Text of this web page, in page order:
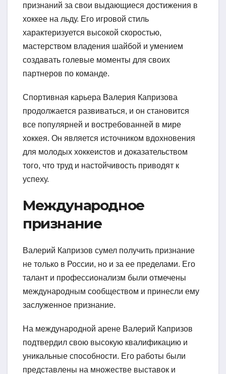
признаний за свои выдающиеся достижения в
хоккее на льду. Его игровой стиль
характеризуется высокой скоростью,
мастерством владения шайбой и умением
создавать голевые моменты для своих
партнеров по команде.
Спортивная карьера Валерия Капризова
продолжается развиваться, и он становится
все популярней и востребованней в мире
хоккея. Он является источником вдохновения
для молодых хоккеистов и доказательством
того, что труд и настойчивость приводят к
успеху.
Международное
признание
Валерий Капризов сумел получить признание
не только в России, но и за ее пределами. Его
талант и профессионализм были отмечены
международным сообществом и принесли ему
заслуженное признание.
На международной арене Валерий Капризов
подтвердил свою высокую квалификацию и
уникальные способности. Его работы были
представлены на множестве выставок и